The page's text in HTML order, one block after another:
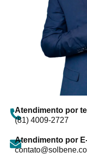
Atendimento por
(81) 4009-2727
Atendimento por